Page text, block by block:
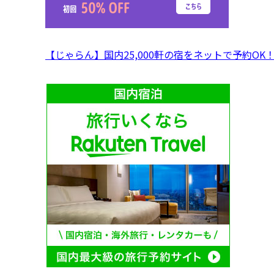
【じゃらん】国内25,000軒の宿をネットで予約OK